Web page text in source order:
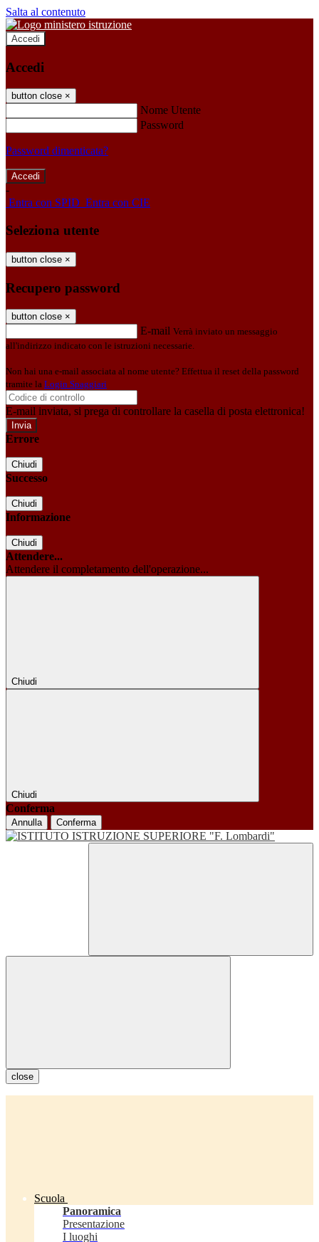
Salta al contenuto
Accedi
Accedi
button close ×
Nome Utente
Password
Password dimenticata?
-
Entra con SPID Entra con CIE
Seleziona utente
button close ×
Recupero password
button close ×
E-mail Verrà inviato un messaggio
all'indirizzo indicato con le istruzioni necessarie.
Non hai una e-mail associata al nome utente? Effettua il reset della password
tramite la Login Spaggiari
E-mail inviata, si prega di controllare la casella di posta elettronica!
Errore
Chiudi
Successo
Chiudi
Informazione
Chiudi
Attendere...
Attendere il completamento dell'operazione...
Chiudi
Chiudi
Conferma
Annulla Conferma
close
Scuola
Panoramica
Presentazione
I luoghi